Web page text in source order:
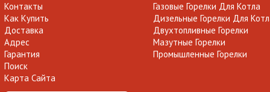
Контакты
Как Купить
Доставка
Адрес
Гарантия
Поиск
Карта Сайта
Газовые Горелки Для Котла
Дизельные Горелки Для
Двухтопливные Горелки
Мазутные Горелки
Промышленные Горелки